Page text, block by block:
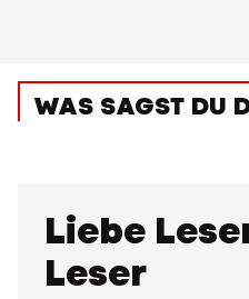
WAS SAGST DU
Liebe
Leser